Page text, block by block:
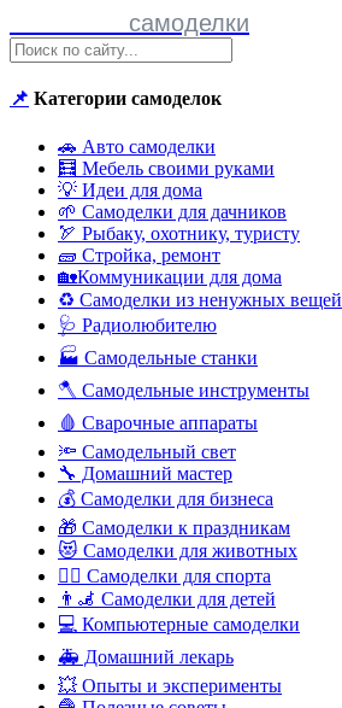
самоделки
📌 Категории самоделок
🚗 Авто самоделки
🧮 Мебель своими руками
💡 Идеи для дома
🌱 Самоделки для дачников
🏹 Рыбаку, охотнику, туристу
🧱 Стройка, ремонт
🏡Коммуникации для дома
♻ Самоделки из ненужных вещей
🩺 Радиолюбителю
🏭 Самодельные станки
🪓 Самодельные инструменты
🩸 Сварочные аппараты
🔦 Самодельный свет
🔧 Домашний мастер
💰 Самоделки для бизнеса
🎁 Самоделки к праздникам
😻 Самоделки для животных
🏋️‍♀️ Самоделки для спорта
👨‍🦼 Самоделки для детей
💻 Компьютерные самоделки
🚑 Домашний лекарь
💥 Опыты и эксперименты